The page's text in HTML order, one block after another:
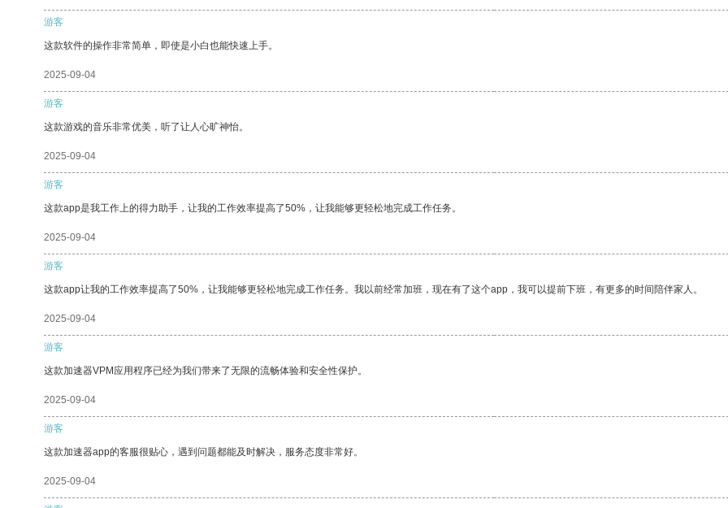
游客
这款软件的操作非常简单，即使是小白也能快速上手。
2025-09-04
游客
这款游戏的音乐非常优美，听了让人心旷神怡。
2025-09-04
游客
这款app是我工作上的得力助手，让我的工作效率提高了50%，让我能够更轻松地完成工作任务。
2025-09-04
游客
这款app让我的工作效率提高了50%，让我能够更轻松地完成工作任务。我以前经常加班，现在有了这个app，我可以提前下班，有更多的时间陪伴家人。
2025-09-04
游客
这款加速器VPM应用程序已经为我们带来了无限的流畅体验和安全性保护。
2025-09-04
游客
这款加速器app的客服很贴心，遇到问题都能及时解决，服务态度非常好。
2025-09-04